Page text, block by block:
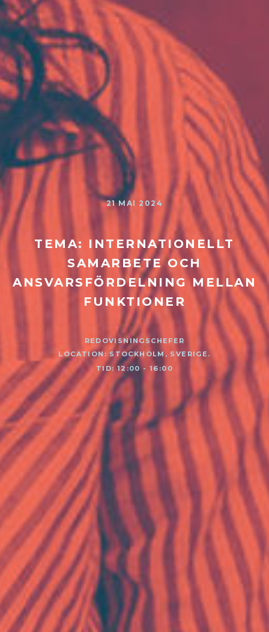
21 MAI 2024
TEMA: INTERNATIONELLT
SAMARBETE OCH
ANSVARSFÖRDELNING MELLAN
FUNKTIONER
REDOVISNINGSCHEFER
LOCATION: STOCKHOLM, SVERIGE.
TID: 12:00 - 16:00